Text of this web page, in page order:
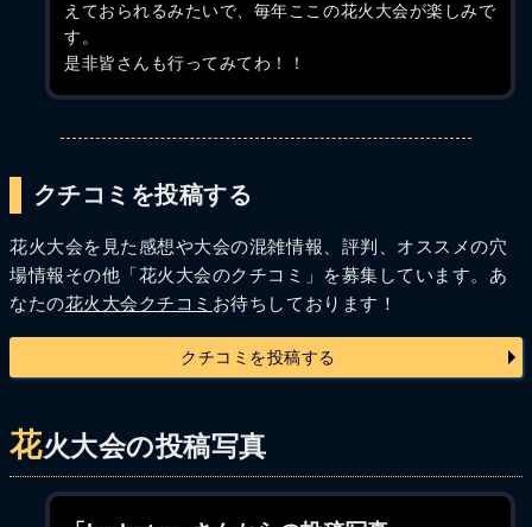
えておられるみたいで、毎年ここの花火大会が楽しみで
す。
是非皆さんも行ってみてわ！！
クチコミを投稿する
花火大会を見た感想や大会の混雑情報、評判、オススメの穴
場情報その他「花火大会のクチコミ」を募集しています。あ
なたの花火大会クチコミ お待ちしております！
クチコミを投稿する
花火大会の投稿写真